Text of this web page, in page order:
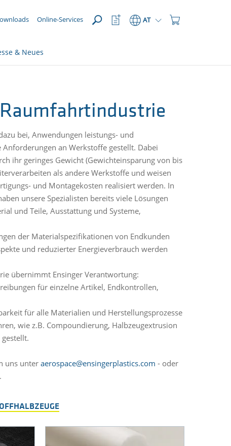
Online-Services AT
meta_navi_watchlist_icon_aria
& Neues
bei, Anwendungen leistungs- und
an Werkstoffe gestellt. Dabei
ihr geringes Gewicht (Gewichteinsparung von bis
als andere Werkstoffe und weisen
und Montagekosten realisiert werden. In
unsere Spezialisten bereits viele Lösungen
und Teile, Ausstattung und Systeme,
der Materialspezifikationen von Endkunden
und reduzierter Energieverbrauch werden
übernimmt Ensinger Verantwortung:
für einzelne Artikel, Endkontrollen,
für alle Materialien und Herstellungsprozesse
wie z.B. Compoundierung, Halbzeugextrusion
uns unter aerospace@ensingerplastics.com - oder